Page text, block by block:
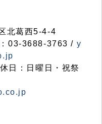
北葛西5-4-4
03-3688-3763 / y
日：日曜日・祝祭